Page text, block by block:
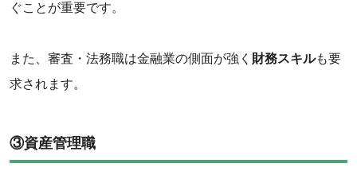
ぐことが重要です。
また、審査・法務職は金融業の側面が強く 財務スキルも要
求されます。
③資産管理職